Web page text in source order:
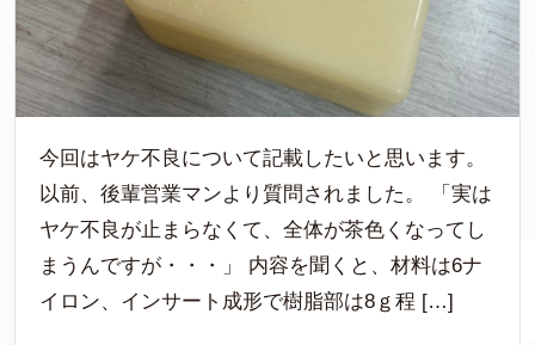
今回はヤケ不良について記載したいと思います。
以前、後輩営業マンより質問されました。 「実は
ヤケ不良が止まらなくて、全体が茶色くなってし
まうんですが・・・」 内容を聞くと、材料は6ナ
イロン、インサート成形で樹脂部は8ｇ程 […]